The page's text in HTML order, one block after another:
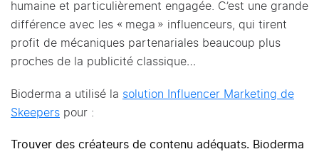
humaine et particulièrement engagée. C’est une grande
différence avec les « mega » influenceurs, qui tirent
profit de mécaniques partenariales beaucoup plus
proches de la publicité classique…
Bioderma a utilisé la solution Influencer Marketing de
Skeepers pour :
Trouver des créateurs de contenu adéquats. Bioderma